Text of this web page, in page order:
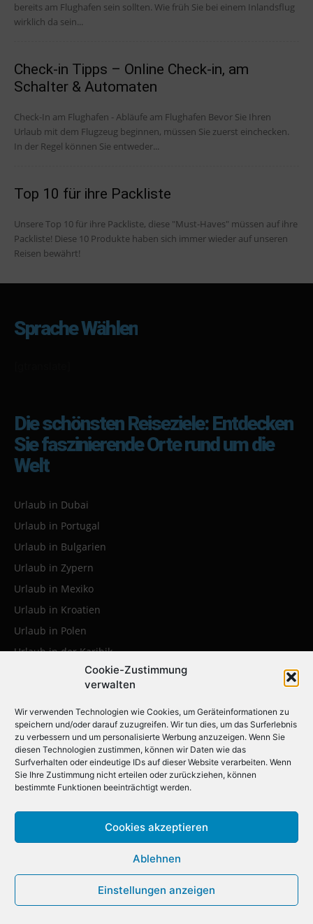
Cookie-Zustimmung
verwalten
Wir verwenden Technologien wie Cookies, um Geräteinformationen zu
speichern und/oder darauf zuzugreifen. Wir tun dies, um das Surferlebnis
zu verbessern und um personalisierte Werbung anzuzeigen. Wenn Sie
diesen Technologien zustimmen, können wir Daten wie das
Surfverhalten oder eindeutige IDs auf dieser Website verarbeiten. Wenn
Sie Ihre Zustimmung nicht erteilen oder zurückziehen, können
bestimmte Funktionen beeinträchtigt werden.
Cookies akzeptieren
Ablehnen
Einstellungen anzeigen
bereits am Flughafen sein sollten. Wie früh Sie bei einem Inlandsflug
wirklich da sein...
Check-in Tipps – Online Check-in, am
Schalter & Automaten
Check-In am Flughafen - Abläufe am Flughafen Bevor Sie Ihren
Urlaub mit dem Flugzeug beginnen, müssen Sie zuerst einchecken.
In der Regel können Sie entweder...
Top 10 für ihre Packliste
Unsere Top 10 für ihre Packliste, diese "Must-Haves" müssen auf ihre
Packliste! Diese 10 Produkte haben sich immer wieder auf unseren
Reisen bewährt!
Sprache Wählen
Die schönsten Reiseziele: Entdecken
Sie faszinierende Orte rund um die
Welt
Urlaub in Dubai
Urlaub in Portugal
Urlaub in Bulgarien
Urlaub in Zypern
Urlaub in Mexiko
Urlaub in Kroatien
Urlaub in Polen
Urlaub in der Karibik
Erleben Sie die faszinierendsten
Metropolen weltweit
Städtereise nach Krakau
Städtereise nach Barcelona
Städtereise nach Berlin
Städtereise nach Amsterdam
Städtereise nach New York
Städtereise nach Paris